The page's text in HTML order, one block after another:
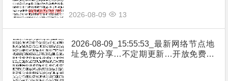
2026-08-09 13
2026-08-09_15:55:53_最新网络节点地
址免费分享…不定期更新…开放免费分